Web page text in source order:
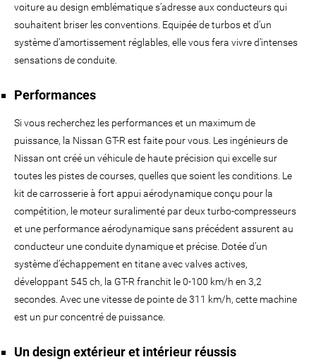
voiture au design emblématique s’adresse aux conducteurs qui
souhaitent briser les conventions. Equipée de turbos et d’un
système d’amortissement réglables, elle vous fera vivre d’intenses
sensations de conduite.
Performances
Si vous recherchez les performances et un maximum de
puissance, la Nissan GT-R est faite pour vous. Les ingénieurs de
Nissan ont créé un véhicule de haute précision qui excelle sur
toutes les pistes de courses, quelles que soient les conditions. Le
kit de carrosserie à fort appui aérodynamique conçu pour la
compétition, le moteur suralimenté par deux turbo-compresseurs
et une performance aérodynamique sans précédent assurent au
conducteur une conduite dynamique et précise. Dotée d’un
système d’échappement en titane avec valves actives,
développant 545 ch, la GT-R franchit le 0-100 km/h en 3,2
secondes. Avec une vitesse de pointe de 311 km/h, cette machine
est un pur concentré de puissance.
Un design extérieur et intérieur réussis